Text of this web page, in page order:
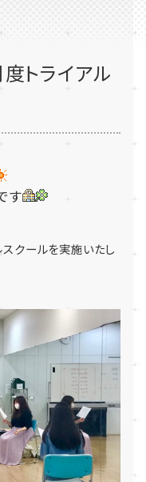
度トライアル
す
スクールを実施いたし